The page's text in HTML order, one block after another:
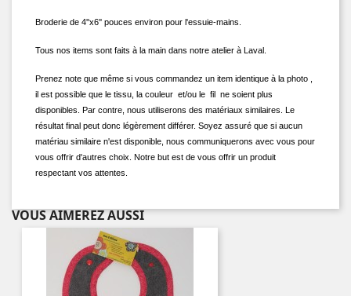
Broderie de 4''x6'' pouces environ pour l'essuie-mains.
Tous nos items sont faits à la main dans notre atelier à Laval.
Prenez note que même si vous commandez un item identique à la photo ,
il est possible que le tissu, la couleur et/ou le fil ne soient plus
disponibles. Par contre, nous utiliserons des matériaux similaires. Le
résultat final peut donc légèrement différer. Soyez assuré que si aucun
matériau similaire n'est disponible, nous communiquerons avec vous pour
vous offrir d'autres choix. Notre but est de vous offrir un produit
respectant vos attentes.
VOUS AIMEREZ AUSSI